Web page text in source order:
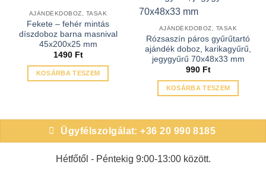
AJÁNDÉKDOBOZ, TASAK
Fekete – fehér mintás
díszdoboz barna masnival
45x200x25 mm
1490 Ft
KOSÁRBA TESZEM
AJÁNDÉKDOBOZ, TASAK
Rózsaszín páros gyűrűtartó
ajándék doboz, karikagyűrű,
jegygyűrű 70x48x33 mm
990 Ft
KOSÁRBA TESZEM
Ügyfélszolgálat: +36 20 990 8185
Hétfőtől - Péntekig 9:00-13:00 között.